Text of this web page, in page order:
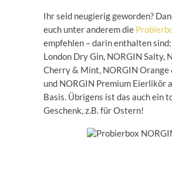
Ihr seid neugierig geworden?
euch unter anderem die
empfehlen – darin enthalten
London Dry Gin, NORGIN Salty,
Cherry & Mint, NORGIN Orange
und NORGIN Premium Eierlikör
Basis. Übrigens ist das auch ein
Geschenk, z.B. für Ostern!